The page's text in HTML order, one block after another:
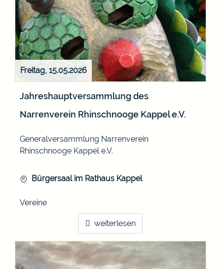
Freitag, 15.05.2026
Jahreshauptversammlung des
Narrenverein Rhinschnooge Kappel e.V.
Bürgersaal im Rathaus Kappel
Generalversammlung Narrenverein
Rhinschnooge Kappel e.V.
Vereine
weiterlesen